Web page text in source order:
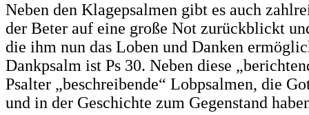
Neben den Klagepsalmen gibt es auch
der Beter auf eine große Not zurückblickt
die ihm nun das Loben und Danken
Dankpsalm ist Ps 30. Neben diese
Psalter „beschreibende“ Lobpsalmen, die
und in der Geschichte zum Gegenstand